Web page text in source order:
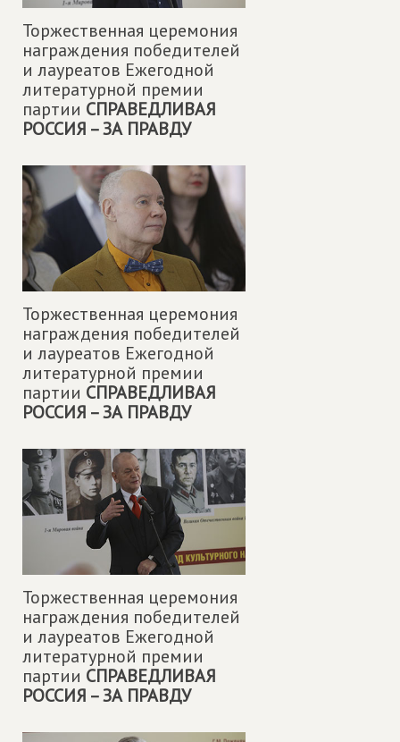
Торжественная церемония
награждения победителей
и лауреатов Ежегодной
литературной премии
партии СПРАВЕДЛИВАЯ
РОССИЯ – ЗА ПРАВДУ
Торжественная церемония
награждения победителей
и лауреатов Ежегодной
литературной премии
партии СПРАВЕДЛИВАЯ
РОССИЯ – ЗА ПРАВДУ
Торжественная церемония
награждения победителей
и лауреатов Ежегодной
литературной премии
партии СПРАВЕДЛИВАЯ
РОССИЯ – ЗА ПРАВДУ